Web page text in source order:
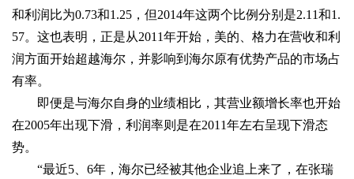
和利润比为0.73和1.25，但2014年这两个比例分别是2.11和1.
57。这也表明，正是从2011年开始，美的、格力在营收和利
润方面开始超越海尔，并影响到海尔原有优势产品的市场占
有率。
即便是与海尔自身的业绩相比，其营业额增长率也开始
在2005年出现下滑，利润率则是在2011年左右呈现下滑态
势。
“最近5、6年，海尔已经被其他企业追上来了，在张瑞